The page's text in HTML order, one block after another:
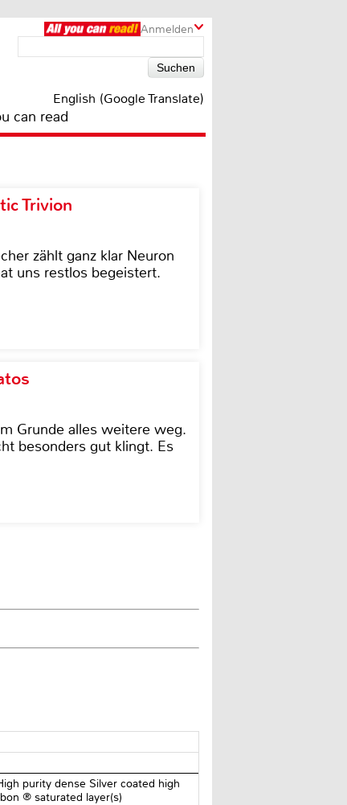
Anmelden
English (Google Translate)
can read
Trivion
zählt ganz klar Neuron
uns restlos begeistert.
Grunde alles weitere weg.
besonders gut klingt. Es
purity dense Silver coated high
® saturated layer(s)